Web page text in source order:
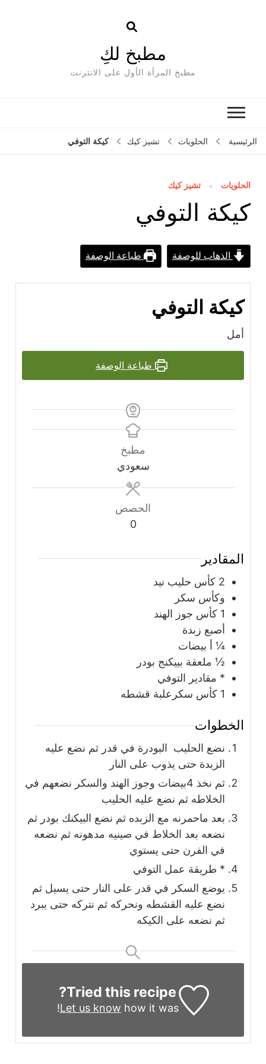
مطبخ لكِ
مطبخ المرأة الأول على الانترنت
الرئيسية الحلويات تشيز كيك كيكة التوفي
الحلويات تشيز كيك
كيكة التوفي
الذهاب للوصفة طباعة الوصفة
كيكة التوفي
أمل
طباعة الوصفة
مطبخ
سعودي
الحصص
0
المقادير
2 كأس حليب نيد
وكأس سكر
1 كأس جوز الهند
أصبع زبدة
¼ أ بيضات
½ ملعقة بييكنج بودر
* مقادير التوفي
1 كأس سكرعلبة قشطه
الخطوات
نضع الحليب البودرة في قدر ثم نضع عليه
الزبدة حتى يذوب على النار
ثم نخذ 4بيضات وجوز الهند والسكر نضعهم في
الخلاطه ثم نضع عليه الحليب
بعد ماحمرنه مع الزبده ثم نضع البيكنك بودر ثم
نضعه بعد الخلاط في صينيه مدهونه ثم نضعه
في الفرن حتى يستوي
* طريقة عمل التوفي
يوضع السكر في قدر على النار حتى يسيل ثم
نضع عليه القشطه ونحركه ثم نتركه حتى يبرد
ثم نضعه على الكيكه
Tried this recipe?
Let us know how it was!